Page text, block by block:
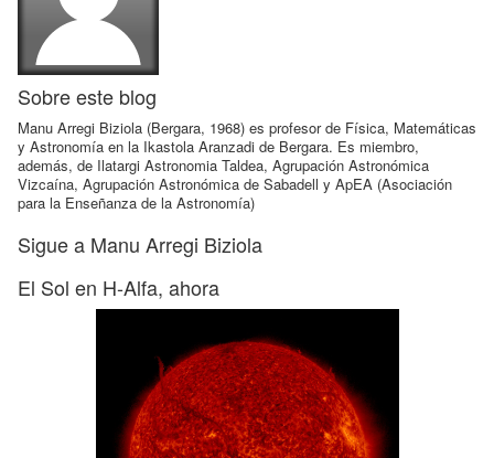
Sobre este blog
Manu Arregi Biziola (Bergara, 1968) es profesor de Física, Matemáticas
y Astronomía en la Ikastola Aranzadi de Bergara. Es miembro,
además, de Ilatargi Astronomia Taldea, Agrupación Astronómica
Vizcaína, Agrupación Astronómica de Sabadell y ApEA (Asociación
para la Enseñanza de la Astronomía)
Sigue a Manu Arregi Biziola
El Sol en H-Alfa, ahora